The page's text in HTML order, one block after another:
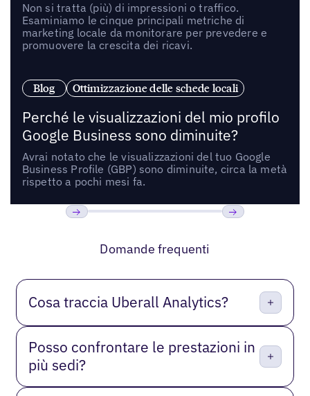
Non si tratta (più) di impressioni o traffico.
Esaminiamo le cinque principali metriche di
marketing locale da monitorare per prevedere e
promuovere la crescita dei ricavi.
Blog Ottimizzazione delle schede locali
Perché le visualizzazioni del mio profilo
Google Business sono diminuite?
Avrai notato che le visualizzazioni del tuo Google
Business Profile (GBP) sono diminuite, circa la metà
rispetto a pochi mesi fa.
Domande frequenti
Cosa traccia Uberall Analytics?
Posso confrontare le prestazioni in
più sedi?